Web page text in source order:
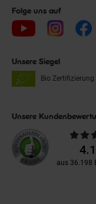
Folge uns auf
Unsere Siegel
Bio Zertifizierung
Unsere
Bewertungen
aus 36.198